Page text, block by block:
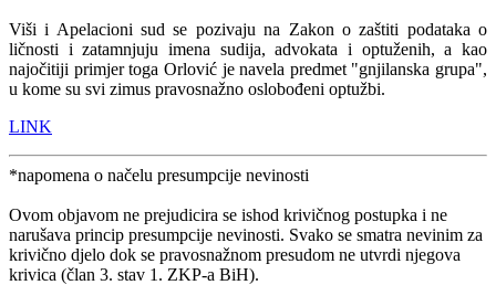
Viši i Apelacioni sud se pozivaju na Zakon o zaštiti podataka o
ličnosti i zatamnjuju imena sudija, advokata i optuženih, a kao
najočitiji primjer toga Orlović je navela predmet "gnjilanska grupa",
u kome su svi zimus pravosnažno oslobođeni optužbi.
LINK
*napomena o načelu presumpcije nevinosti
Ovom objavom ne prejudicira se ishod krivičnog postupka i ne
narušava princip presumpcije nevinosti. Svako se smatra nevinim za
krivično djelo dok se pravosnažnom presudom ne utvrdi njegova
krivica (član 3. stav 1. ZKP-a BiH).